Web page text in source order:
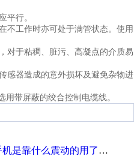
行。
工作时亦可处于满管状态。使用
于粘稠、脏污、高凝点的介质易
器造成的意外损坏及避免杂物进
带屏蔽的绞合控制电缆线。
什么震动的用了这么多年才知道！